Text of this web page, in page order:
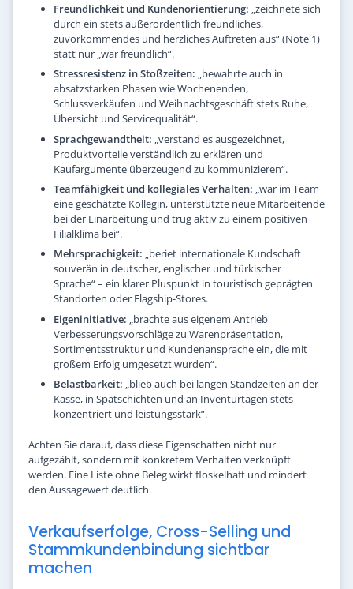
Freundlichkeit und Kundenorientierung: „zeichnete sich
durch ein stets außerordentlich freundliches,
zuvorkommendes und herzliches Auftreten aus“ (Note 1)
statt nur „war freundlich“.
Stressresistenz in Stoßzeiten: „bewahrte auch in
absatzstarken Phasen wie Wochenenden,
Schlussverkäufen und Weihnachtsgeschäft stets Ruhe,
Übersicht und Servicequalität“.
Sprachgewandtheit: „verstand es ausgezeichnet,
Produktvorteile verständlich zu erklären und
Kaufargumente überzeugend zu kommunizieren“.
Teamfähigkeit und kollegiales Verhalten: „war im Team
eine geschätzte Kollegin, unterstützte neue Mitarbeitende
bei der Einarbeitung und trug aktiv zu einem positiven
Filialklima bei“.
Mehrsprachigkeit: „beriet internationale Kundschaft
souverän in deutscher, englischer und türkischer
Sprache“ – ein klarer Pluspunkt in touristisch geprägten
Standorten oder Flagship-Stores.
Eigeninitiative: „brachte aus eigenem Antrieb
Verbesserungsvorschläge zu Warenpräsentation,
Sortimentsstruktur und Kundenansprache ein, die mit
großem Erfolg umgesetzt wurden“.
Belastbarkeit: „blieb auch bei langen Standzeiten an der
Kasse, in Spätschichten und an Inventurtagen stets
konzentriert und leistungsstark“.
Achten Sie darauf, dass diese Eigenschaften nicht nur
aufgezählt, sondern mit konkretem Verhalten verknüpft
werden. Eine Liste ohne Beleg wirkt floskelhaft und mindert
den Aussagewert deutlich.
Verkaufserfolge, Cross-Selling und
Stammkundenbindung sichtbar
machen